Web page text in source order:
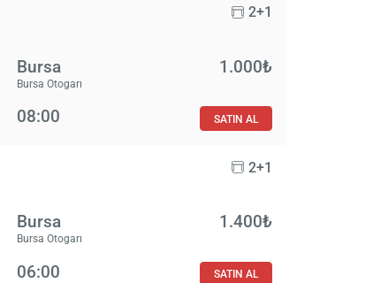
2+1
Bursa
Bursa Otogarı
1.000₺
08:00 SATIN AL
2+1
Bursa
Bursa Otogarı
1.400₺
06:00 SATIN AL